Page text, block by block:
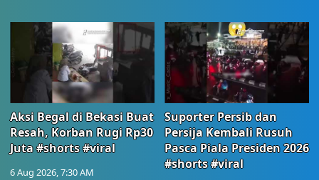
Aksi Begal di Bekasi Buat
Resah, Korban Rugi Rp30
Juta #shorts #viral
6 Aug 2026, 7:30 AM
Suporter Persib dan
Persija Kembali Rusuh
Pasca Piala Presiden 2026
#shorts #viral